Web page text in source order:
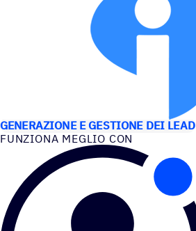
GENERAZIONE E GESTIONE DEI LEAD
FUNZIONA MEGLIO CON